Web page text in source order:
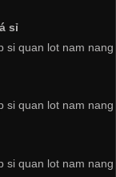
dựng hình ảnh
sự phát triển của
quả được nhiều
phục công ty.
Thời Trang?
sỉ